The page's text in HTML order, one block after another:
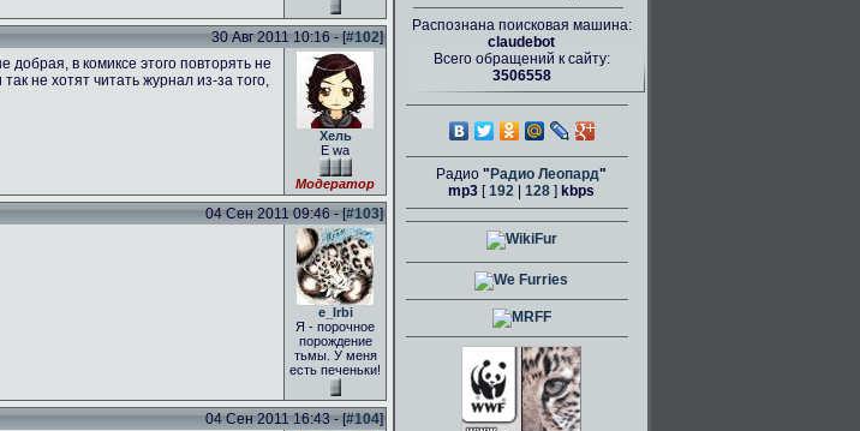
30 Авг 2011 10:16 - [#102]
в комиксе этого повторять не
не хотят читать журнал из-за того,
Хель
E wa
Модератор
04 Сен 2011 09:46 - [#103]
e_Irbi
Я - порочное
порождение
тьмы. У меня
есть печеньки!
04 Сен 2011 16:43 - [#104]
Распознана поисковая машина:
claudebot
Всего обращений к сайту:
3506558
Радио " Радио Леопард"
mp3 [192 128 ] kbps